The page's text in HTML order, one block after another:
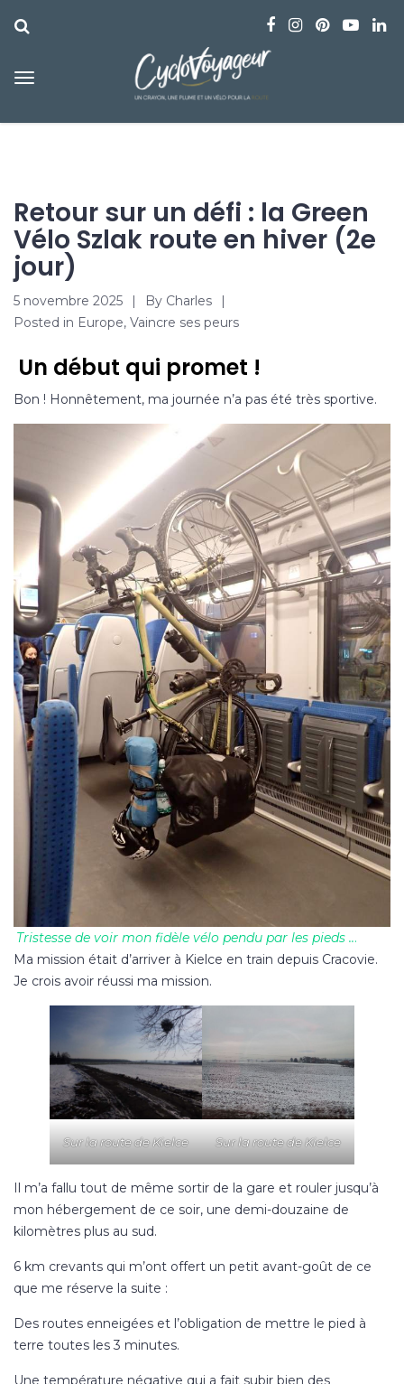
Retour sur un défi : la Green
Vélo Szlak route en hiver (2e
jour)
5 novembre 2025 By Charles
Posted in Europe, Vaincre ses peurs
Un début qui promet !
Bon ! Honnêtement, ma journée n’a pas été très sportive.
Tristesse de voir mon fidèle vélo pendu par les pieds ...
Ma mission était d’arriver à Kielce en train depuis Cracovie.
Je crois avoir réussi ma mission.
Sur la route de Kielce Sur la route de Kielce
Il m’a fallu tout de même sortir de la gare et rouler jusqu’à
mon hébergement de ce soir, une demi-douzaine de
kilomètres plus au sud.
6 km crevants qui m’ont offert un petit avant-goût de ce
que me réserve la suite :
Des routes enneigées et l’obligation de mettre le pied à
terre toutes les 3 minutes.
Une température négative qui a fait subir bien des